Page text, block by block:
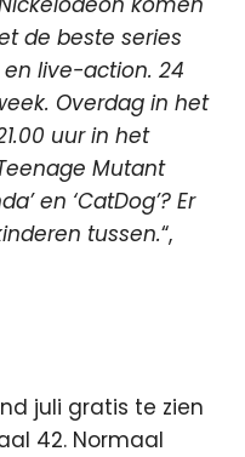
de beste series
live-action. 24
Overdag in het
uur in het
Mutant
en ‘CatDog’? Er
tussen.“,
juli gratis te zien
42. Normaal